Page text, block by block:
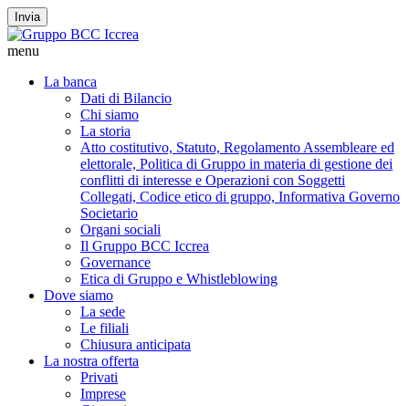
Invia
menu
La banca
Dati di Bilancio
Chi siamo
La storia
Atto costitutivo, Statuto, Regolamento Assembleare ed
elettorale, Politica di Gruppo in materia di gestione dei
conflitti di interesse e Operazioni con Soggetti
Collegati, Codice etico di gruppo, Informativa Governo
Societario
Organi sociali
Il Gruppo BCC Iccrea
Governance
Etica di Gruppo e Whistleblowing
Dove siamo
La sede
Le filiali
Chiusura anticipata
La nostra offerta
Privati
Imprese